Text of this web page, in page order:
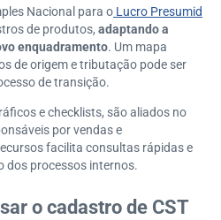
Nacional para o Lucro Presumid
de produtos, adaptando a
enquadramento. Um mapa
de origem e tributação pode ser
de transição.
e checklists, são aliados no
por vendas e
facilita consultas rápidas e
dos processos internos.
o cadastro de CST